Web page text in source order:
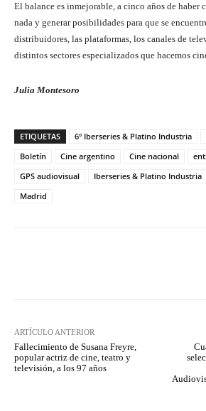
El balance es inmejorable, a cinco años de haber
nada y generar posibilidades para que se
distribuidores, las plataformas, los canales de
distintos sectores especializados que hacemos
Julia Montesoro
ETIQUETAS 6º Iberseries & Platino Industria
Boletín
Cine argentino Cine nacional
GPS audiovisual
Iberseries & Platino Industria
Madrid
ARTÍCULO ANTERIOR
Fallecimiento de Susana Freyre,
popular actriz de cine, teatro y
televisión, a los 97 años